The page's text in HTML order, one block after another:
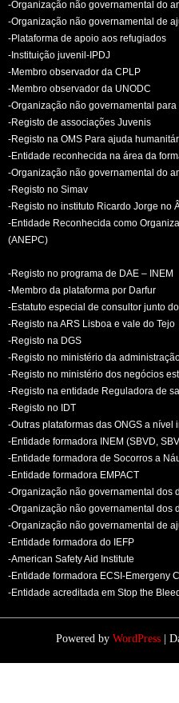
-Organização não governamental do
-Organização não governamental de
-Plataforma de apoio aos refugiados
-Instituição juvenil-IPDJ
-Membro observador da CPLP
-Membro observador da UNODC
-Organização não governamental
-Registo de associações Juvenis
-Registo na OMS Para ajuda
-Entidade reconhecida na área da
-Organização não governamental do
-Registo no Simav
-Registo no instituto Ricardo Jorge no
-Entidade Reconhecida como
(ANEPC)
-Registo no programa de DAE – INEM
-Membro da plataforma por Darfur
-Estatuto especial de consultor junto
-Registo na ARS Lisboa e vale do Tejo
-Registo na DGS
-Registo no ministério da
-Registo no ministério dos negócios
-Registo na entidade Reguladora de
-Registo no IDT
-Outras plataformas das ONGS a nível
-Entidade formadora INEM (SBVD,
-Entidade formadora de Socorros a
-Entidade formadora EMPACT
-Organização não governamental dos
-Organização não governamental dos
-Organização não governamental de
-Entidade formadora do IEFP
-American Safety Aid Institute
-Entidade formadora ECSI-Emergeny
-Entidade acreditada em Stop the
Powered by WordPress|